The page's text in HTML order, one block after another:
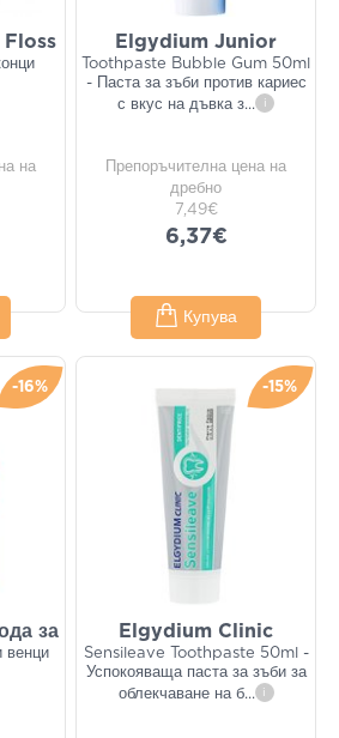
на
Elgydium Junior
Toothpaste Bubble Gum 50ml
- Паста за зъби против кариес
с вкус на дъвка з... i
Препоръчителна цена на
дребно
7,49€
6,37€
Купува
-16%
за
венци
-15%
Elgydium Clinic
Sensileave Toothpaste 50ml -
Успокояваща паста за зъби за
облекчаване на б... i